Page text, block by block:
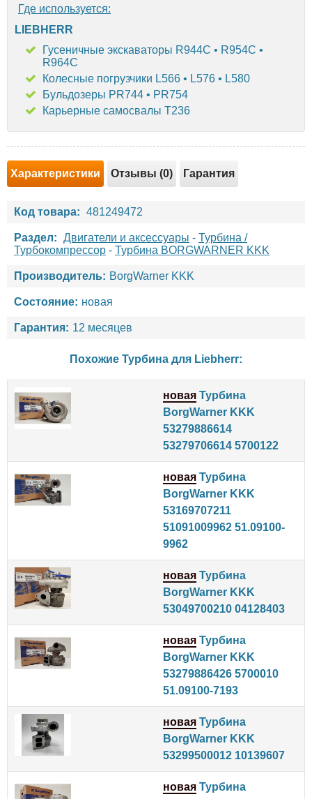
Где используется:
LIEBHERR
Гусеничные экскаваторы R944C • R954C •
R964C
Колесные погрузчики L566 • L576 • L580
Бульдозеры PR744 • PR754
Карьерные самосвалы T236
Характеристики Отзывы (0) Гарантия
Код товара: 481249472
Раздел: Двигатели и аксессуары - Турбина /
Турбокомпрессор - Турбина BORGWARNER KKK
Производитель: BorgWarner KKK
Состояние: новая
Гарантия: 12 месяцев
Похожие Турбина для Liebherr:
новая Турбина
BorgWarner KKK
53279886614
53279706614 5700122
новая Турбина
BorgWarner KKK
53169707211
51091009962 51.09100-
9962
новая Турбина
BorgWarner KKK
53049700210 04128403
новая Турбина
BorgWarner KKK
53279886426 5700010
51.09100-7193
новая Турбина
BorgWarner KKK
53299500012 10139607
новая Турбина